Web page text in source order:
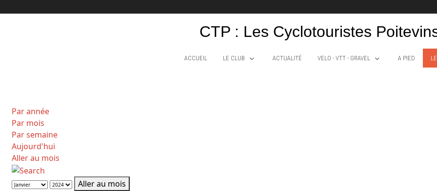
CTP : Les Cyclotouristes
ACCUEIL LE CLUB ACTUALITÉ VELO - VTT - GRAVEL A PIED
Par année
Par mois
Par semaine
Aujourd'hui
Aller au mois
Aller au mois